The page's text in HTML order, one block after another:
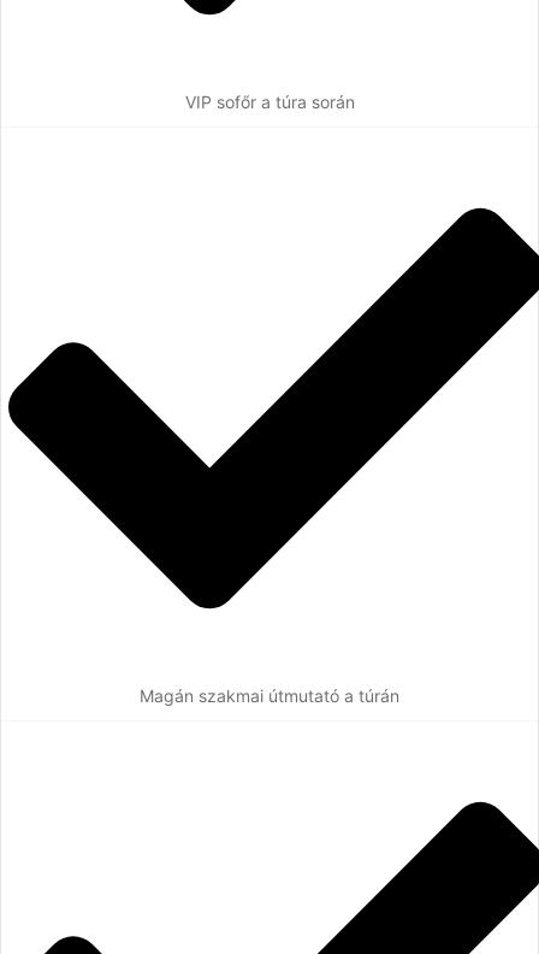
VIP sofőr a túra során
Magán szakmai útmutató a túrán